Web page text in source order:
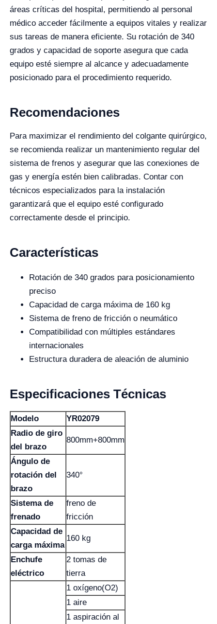
áreas críticas del hospital, permitiendo al personal
médico acceder fácilmente a equipos vitales y realizar
sus tareas de manera eficiente. Su rotación de 340
grados y capacidad de soporte asegura que cada
equipo esté siempre al alcance y adecuadamente
posicionado para el procedimiento requerido.
Recomendaciones
Para maximizar el rendimiento del colgante quirúrgico,
se recomienda realizar un mantenimiento regular del
sistema de frenos y asegurar que las conexiones de
gas y energía estén bien calibradas. Contar con
técnicos especializados para la instalación
garantizará que el equipo esté configurado
correctamente desde el principio.
Características
Rotación de 340 grados para posicionamiento
preciso
Capacidad de carga máxima de 160 kg
Sistema de freno de fricción o neumático
Compatibilidad con múltiples estándares
internacionales
Estructura duradera de aleación de aluminio
Especificaciones Técnicas
Modelo
YR02079
Radio de giro
del brazo
800mm+800mm
Ángulo de
rotación del
brazo
340°
Sistema de
frenado
freno de
fricción
Capacidad de
carga máxima
160 kg
Enchufe
eléctrico
2 tomas de
tierra
1 oxígeno(O2)
1 aire
1 aspiración al